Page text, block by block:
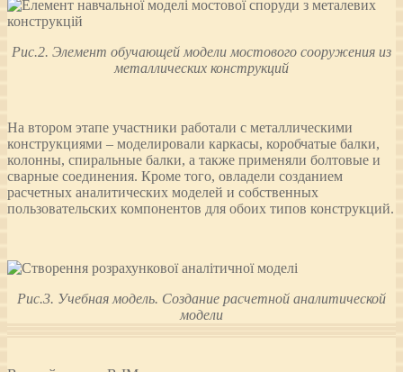
Рис.2. Элемент обучающей модели мостового сооружения из
металлических конструкций
На втором этапе участники работали с металлическими
конструкциями – моделировали каркасы, коробчатые балки,
колонны, спиральные балки, а также применяли болтовые и
сварные соединения. Кроме того, овладели созданием
расчетных аналитических моделей и собственных
пользовательских компонентов для обоих типов конструкций.
Рис.3. Учебная модель. Создание расчетной аналитической
модели